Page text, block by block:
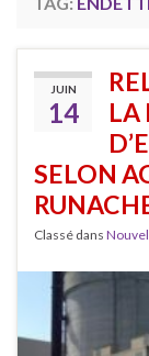
JUIN
14
LA
SELON
Classé dans